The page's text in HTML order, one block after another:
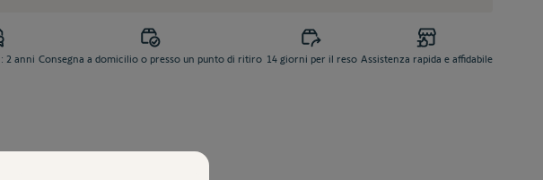
2 anni Consegna a domicilio o presso un punto di ritiro 14 giorni per il reso Assistenza rapida e affidabile